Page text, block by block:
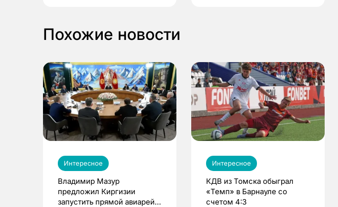
Похожие новости
Интересное
Владимир Мазур
предложил Киргизии
запустить прямой авиарейс
Интересное
КДВ из Томска обыграл
«Темп» в Барнауле со
счетом 4:3